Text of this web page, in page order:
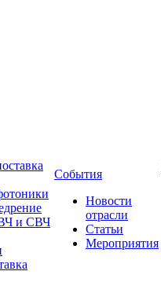
и СВЧ
События
Новости
отрасли
Статьи
Мероприятия